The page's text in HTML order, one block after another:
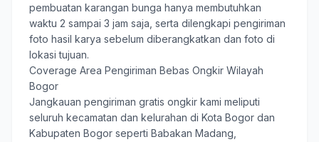
pembuatan karangan bunga hanya membutuhkan
waktu 2 sampai 3 jam saja, serta dilengkapi pengiriman
foto hasil karya sebelum diberangkatkan dan foto di
lokasi tujuan.
Coverage Area Pengiriman Bebas Ongkir Wilayah
Bogor
Jangkauan pengiriman gratis ongkir kami meliputi
seluruh kecamatan dan kelurahan di Kota Bogor dan
Kabupaten Bogor seperti Babakan Madang,